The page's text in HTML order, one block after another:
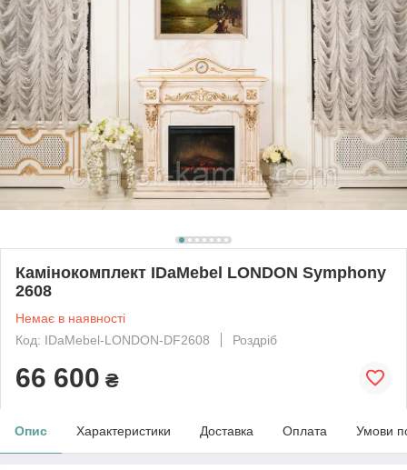
Камінокомплект IDaMebel LONDON Symphony
2608
Немає в наявності
Код: IDaMebel-LONDON-DF2608
Роздріб
66 600 ₴
Опис Характеристики Доставка Оплата Умови